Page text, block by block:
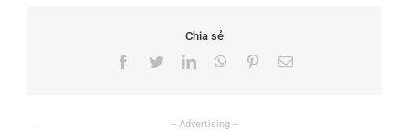
Chia sẻ
Facebook
TwitterLinkedInWhatsApp
PinterestEmail